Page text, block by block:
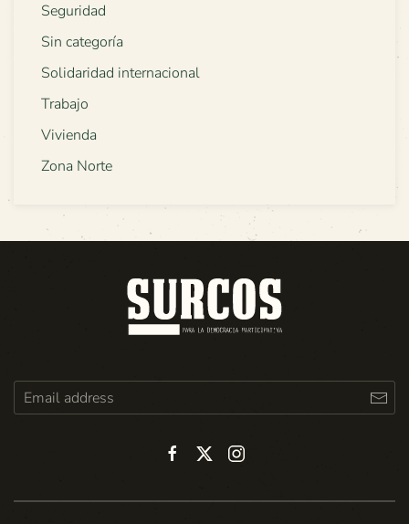
Seguridad
Sin categoría
Solidaridad internacional
Trabajo
Vivienda
Zona Norte